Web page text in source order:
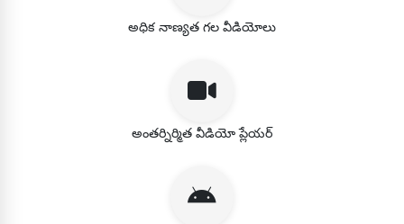
అధిక నాణ్యత గల వీడియోలు
అంతర్నిర్మిత వీడియో ప్లేయర్